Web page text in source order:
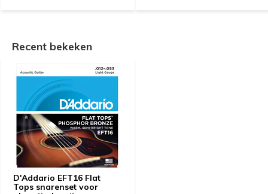
Recent bekeken
D'Addario EFT16 Flat
Tops snarenset voor